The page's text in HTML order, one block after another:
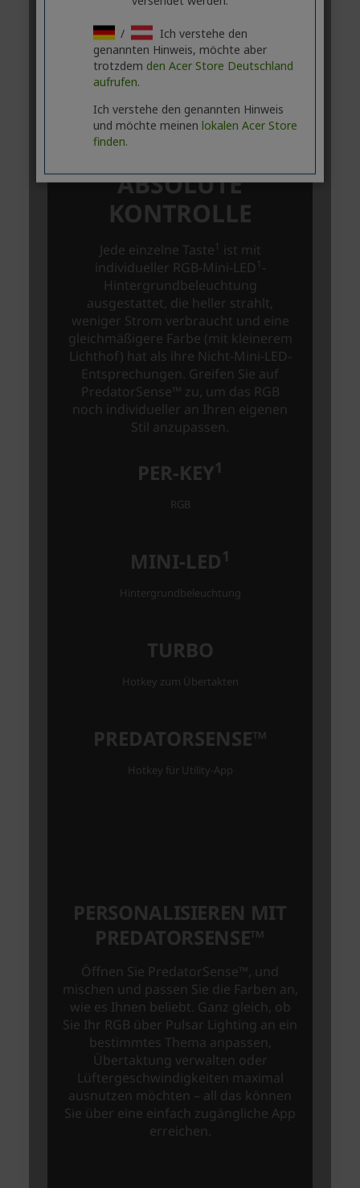
/
Ich verstehe den
genannten Hinweis, möchte aber
trotzdem den Acer Store Deutschland
aufrufen.
Ich verstehe den genannten Hinweis
und möchte meinen lokalen Acer Store
finden.